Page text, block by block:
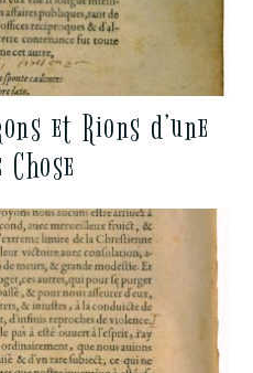
et Rions d’une
Chose